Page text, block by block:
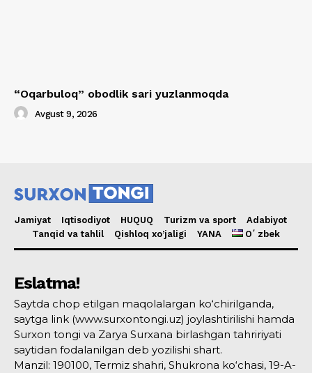
“Oqarbuloq” obodlik sari yuzlanmoqda
Avgust 9, 2026
Jamiyat Iqtisodiyot HUQUQ Turizm va sport
Adabiyot
Tanqid va tahlil
Qishloq xo’jaligi YANA Oʻzbek
Eslatma!
Saytda chop etilgan maqolalargan ko‘chirilganda,
saytga link (www.surxontongi.uz) joylashtirilishi hamda
Surxon tongi va Zarya Surxana birlashgan tahririyati
saytidan fodalanilgan deb yozilishi shart.
Manzil: 190100, Termiz shahri, Shukrona ko‘chasi, 19-A-